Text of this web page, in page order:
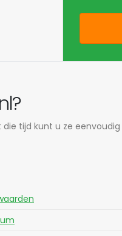
tijd kunt u ze eenvoudig